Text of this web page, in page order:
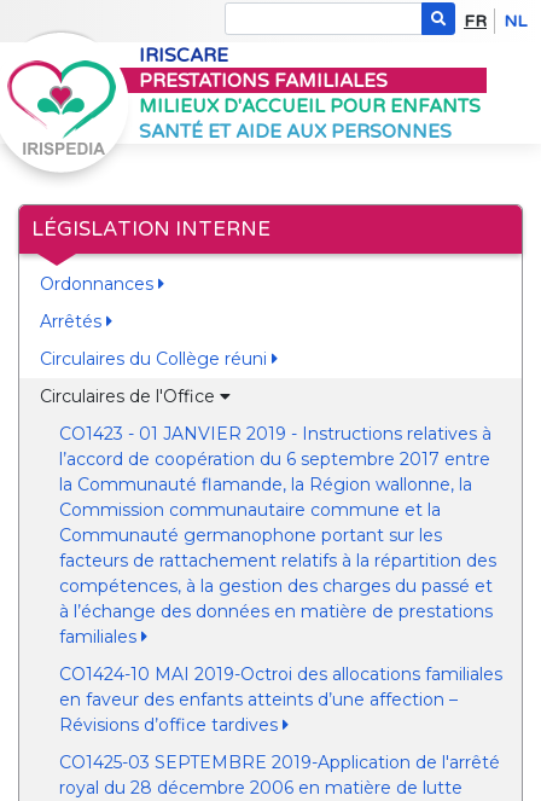
FR NL
IRISCARE
PRESTATIONS FAMILIALES
MILIEUX D'ACCUEIL POUR ENFANTS
SANTÉ ET AIDE AUX PERSONNES
LÉGISLATION INTERNE
Ordonnances
Arrêtés
Circulaires du Collège réuni
Circulaires de l'Office
CO1423 - 01 JANVIER 2019 - Instructions relatives à
l’accord de coopération du 6 septembre 2017 entre
la Communauté flamande, la Région wallonne, la
Commission communautaire commune et la
Communauté germanophone portant sur les
facteurs de rattachement relatifs à la répartition des
compétences, à la gestion des charges du passé et
à l’échange des données en matière de prestations
familiales
CO1424-10 MAI 2019-Octroi des allocations familiales
en faveur des enfants atteints d’une affection –
Révisions d’office tardives
CO1425-03 SEPTEMBRE 2019-Application de l'arrêté
royal du 28 décembre 2006 en matière de lutte